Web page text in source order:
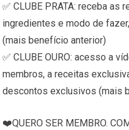
✅ CLUBE PRATA: receba as
ingredientes e modo de
(mais benefício anterior)
✅ CLUBE OURO: acesso a
membros, a receitas
descontos exclusivos (mais
❤️QUERO SER MEMBRO.